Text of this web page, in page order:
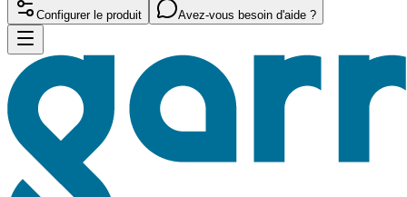
Configurer le produit Avez-vous besoin d'aide ?